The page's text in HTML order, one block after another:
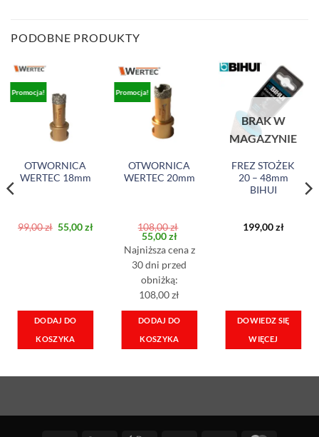
PODOBNE PRODUKTY
Promocja!
OTWORNICA
WERTEC 18mm
99,00zł Pierwotna
cena
55,00złAktualna
wynosi:
55,00 zł.
DODAJ DO
KOSZYKA
Promocja!
OTWORNICA
WERTEC 20mm
108,00zł
Pierwotna
cena
wynosiła:
108,00 zł.
55,00złAktualna
wynosi:
55,00 zł.
Najniższa cena z
30 dni przed
obniżką:
108,00 zł
DODAJ DO
KOSZYKA
BRAK W
MAGAZYNIE
FREZ STOŻEK
20 – 48mm
BIHUI
199,00zł
DOWIEDZ SIĘ
WIĘCEJ